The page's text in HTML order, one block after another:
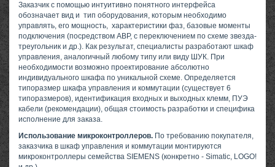
Заказчик с помощью интуитивно понятного интерфейса
обозначает вид и тип оборудования, которым необходимо
управлять, его мощность, характеристики фаз, базовые моменты
подключения (посредством АВР, с переключением по схеме звезда-
треугольник и др.). Как результат, специалисты разработают шкаф
управления, аналогичный любому типу или виду ШУК. При
необходимости возможно проектирование абсолютно
индивидуального шкафа по уникальной схеме. Определяется
типоразмер шкафа управления и коммутации (существует 6
типоразмеров), идентификация входных и выходных клемм, ПУЭ
кабели (рекомендации), общая стоимость разработки и специфика
исполнение для заказа.
Использование микроконтроллеров. По требованию покупателя,
заказчика в шкаф управления и коммутации монтируются
микроконтроллеры семейства SIEMENS (конкретно - Simatic, LOGO!